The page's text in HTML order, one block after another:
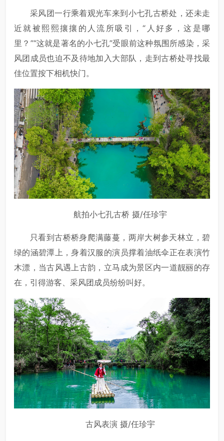
采风团一行乘着观光车来到小七孔古桥处，还未走
近就被熙熙攘攘的人流所吸引，“人好多，这是哪
里？”“这就是著名的小七孔”受眼前这种氛围所感染，采
风团成员也迫不及待地加入大部队，走到古桥处寻找最
佳位置按下相机快门。
航拍小七孔古桥 摄/任珍宇
只看到古桥桥身爬满藤蔓，两岸大树参天林立，碧
绿的涵碧潭上，身着汉服的演员撑着油纸伞正在表演竹
木漂，当古风遇上古韵，立马成为景区内一道靓丽的存
在，引得游客、采风团成员纷纷叫好。
古风表演 摄/任珍宇